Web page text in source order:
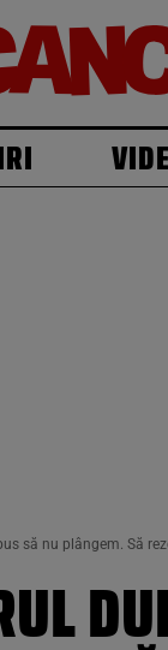
să nu plângem. Să